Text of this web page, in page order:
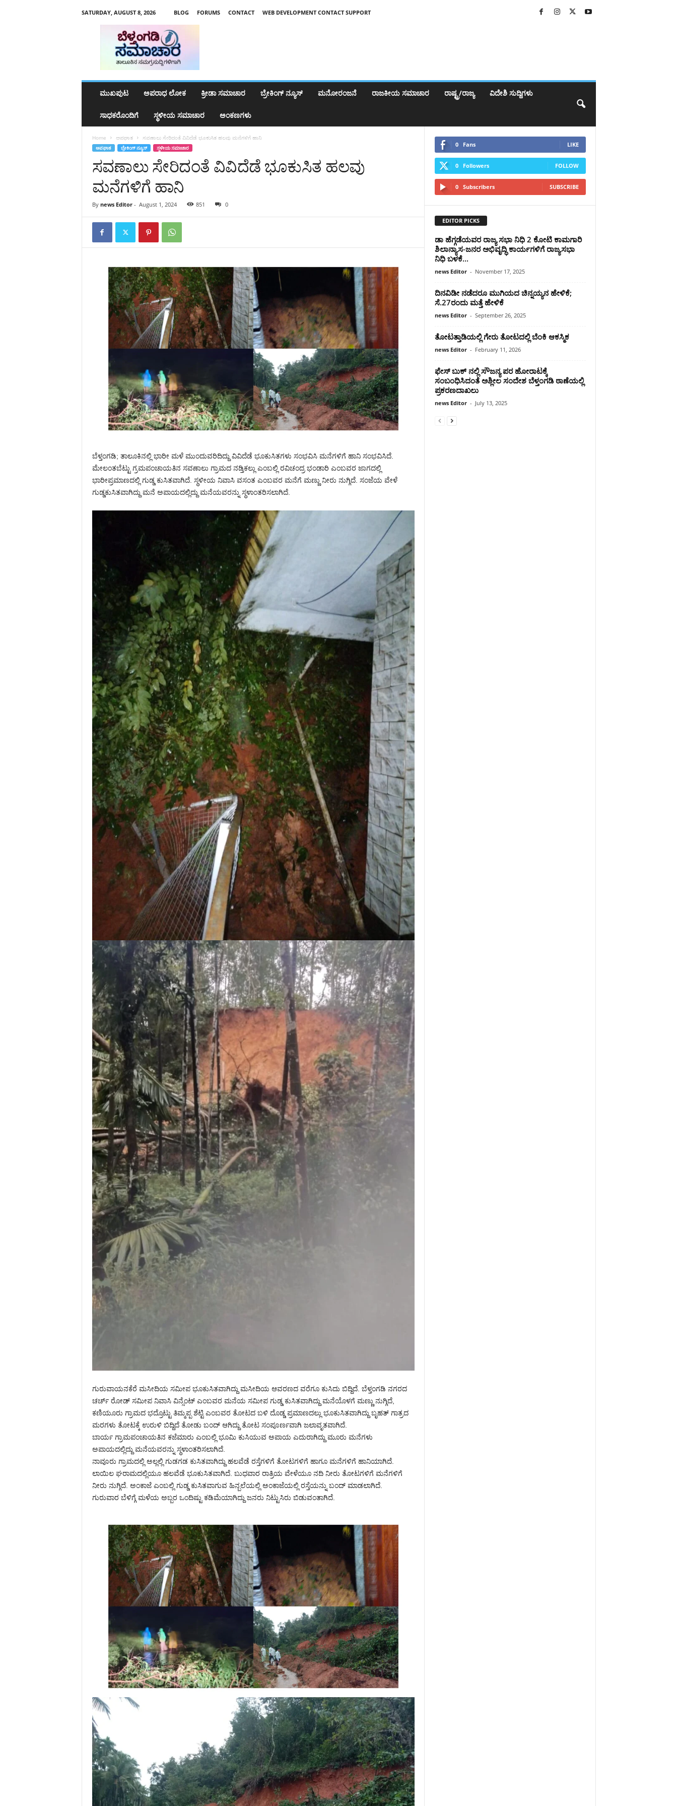
SATURDAY, AUGUST 8, 2026 BLOG FORUMS CONTACT
WEB DEVELOPMENT CONTACT SUPPORT
ಮುಖಪುಟ ಅಪರಾಧ ಲೋಕ ಕ್ರೀಡಾ ಸಮಾಚಾರ ಬ್ರೇಕಿಂಗ್‌ ನ್ಯೂಸ್ ಮನೋರಂಜನೆ ರಾಜಕೀಯ ಸಮಾಚಾರ ರಾಷ್ಟ್ರ/ರಾಜ್ಯ ವಿದೇಶಿ ಸುದ್ದಿಗಳು
ಸಾಧಕರೊಂದಿಗೆ ಸ್ಥಳೀಯ ಸಮಾಚಾರ ಅಂಕಣಗಳು
Home ಅಪಘಾತ ಸವಣಾಲು ಸೇರಿದಂತೆ ವಿವಿದೆಡೆ ಭೂಕುಸಿತ ಹಲವು ಮನೆಗಳಿಗೆ ಹಾನಿ
ಅಪಘಾತ ಬ್ರೇಕಿಂಗ್‌ ನ್ಯೂಸ್ ಸ್ಥಳೀಯ ಸಮಾಚಾರ
ಸವಣಾಲು ಸೇರಿದಂತೆ ವಿವಿದೆಡೆ ಭೂಕುಸಿತ ಹಲವು
ಮನೆಗಳಿಗೆ ಹಾನಿ
By news Editor- August 1, 2024 851 0
ಬೆಳ್ತಂಗಡಿ; ತಾಲೂಕಿನಲ್ಲಿ ಭಾರೀ ಮಳೆ ಮುಂದುವರಿದಿದ್ದು ವಿವಿದೆಡೆ ಭೂಕುಸಿತಗಳು ಸಂಭವಿಸಿ ಮನೆಗಳಿಗೆ ಹಾನಿ ಸಂಭವಿಸಿದೆ.
ಮೇಲಂತಬೆಟ್ಟು ಗ್ರಮಪಂಚಾಯತಿನ ಸವಣಾಲು ಗ್ರಾಮದ ನಡ್ತಿಕಲ್ಲು ಎಂಬಲ್ಲಿ ರವಿಚಂದ್ರ ಭಂಡಾರಿ ಎಂಬವರ ಜಾಗದಲ್ಲಿ
ಭಾರೀಪ್ರಮಾಣದಲ್ಲಿ ಗುಡ್ಡ ಕುಸಿತವಾಗಿದೆ. ಸ್ಥಳೀಯ ನಿವಾಸಿ ವಸಂತ ಎಂಬವರ ಮನೆಗೆ ಮಣ್ಣು ನೀರು ನುಗ್ಗಿದೆ. ಸಂಜೆಯ ವೇಳೆ
ಗುಡ್ಡಕುಸಿತವಾಗಿದ್ದು ಮನೆ ಅಪಾಯದಲ್ಲಿದ್ದು ಮನೆಯವರನ್ನು ಸ್ಥಳಾಂತರಿಸಲಾಗಿದೆ.
ಗುರುವಾಯನಕೆರೆ‌ ಮಸೀದಿಯ ಸಮೀಪ ಭೂಕುಸಿತವಾಗಿದ್ದು ಮಸೀದಿಯ ಆವರಣದ ವರೆಗೂ ಕುಸಿದು ಬಿದ್ದಿದೆ. ಬೆಳ್ತಂಗಡಿ ನಗರದ
ಚರ್ಚ್ ರೋಡ್ ಸಮೀಪ ನಿವಾಸಿ ವಿನ್ಸೆಂಟ್ ಎಂಬವರ ಮನೆಯ ಸಮೀಪ ಗುಡ್ಡ ಕುಸಿತವಾಗಿದ್ದು ಮನೆಯೊಳಗೆ ಮಣ್ಣು ನುಗ್ಗಿದೆ,
ಕಣಿಯೂರು ಗ್ರಾಮದ ಭದ್ರೊಟ್ಟು ತಿಮ್ಮಪ್ಪ ಶೆಟ್ಟಿ ಎಂಬವರ ತೋಟದ ಬಳಿ ದೊಡ್ಡ ಪ್ರಮಾಣದಲ್ಲು ಭೂಕುಸಿತವಾಗಿದ್ದು ಬೃಹತ್ ಗಾತ್ರದ
ಮರಗಳು ತೋಟಕ್ಕೆ ಉರುಳಿ ಬಿದ್ದಿದೆ ತೋಡು ಬಂದ್ ಆಗಿದ್ದು ತೋಟ ಸಂಪೂರ್ಣವಾಗಿ ಜಲಾವೃತವಾಗಿದೆ.
ಬಾರ್ಯ ಗ್ರಾಮಪಂಚಾಯತಿನ ಕಜೆಮಾರು ಎಂಬಲ್ಲಿ ಭೂಮಿ ಕುಸಿಯುವ ಅಪಾಯ ಎದುರಾಗಿದ್ದು ಮೂರು ಮನೆಗಳು
ಅಪಾಯದಲ್ಲಿದ್ದು ಮನೆಯವರನ್ನು ಸ್ಥಳಾಂತರಿಸಲಾಗಿದೆ.
ನಾವೂರು ಗ್ರಾಮದಲ್ಲಿ ಅಲ್ಲಲ್ಲಿ ಗುಡಗಡ ಕುಸಿತವಾಗಿದ್ದು ಹಲವೆಡೆ ರಸ್ತೆಗಳಿಗೆ ತೋಟಗಳಿಗೆ ಹಾಗೂ ಮನೆಗಳಿಗೆ ಹಾನಿಯಾಗಿದೆ.
ಲಾಯಿಲ ಘರಾಮದಲ್ಲಿಯೂ ಹಲವೆಡೆ ಭೂಕುಸಿತವಾಗಿದೆ. ಬುಧವಾರ ರಾತ್ರಿಯ ವೇಳೆಯೂ ನದಿ ನೀರು ತೋಟಗಳಿಗೆ ಮನೆಗಳಿಗೆ
ನೀರು ನುಗ್ಗಿದೆ. ಅಂಕಾಜೆ ಎಂಬಲ್ಲಿ ಗುಡ್ಡ ಕುಸಿತವಾಗುವ ಹಿನ್ಬಲೆಯಲ್ಲಿ ಅಂಕಾಜೆಯಲ್ಲಿ ರಸ್ತೆಯನ್ನು ಬಂದ್ ಮಾಡಲಾಗಿದೆ.
ಗುರುವಾರ ಬೆಳಿಗ್ಗೆ ಮಳೆಯ ಅಬ್ಬರ ಒಂದಿಷ್ಟು ಕಡಿಮೆಯಾಗಿದ್ದು ಜನರು ನಿಟ್ಟುಸಿರು ಬಿಡುವಂತಾಗಿದೆ.
0 Fans LIKE
0 Followers FOLLOW
0 Subscribers SUBSCRIBE
EDITOR PICKS
ಡಾ ಹೆಗ್ಗಡೆಯವರ ರಾಜ್ಯ ಸಭಾ ನಿಧಿ 2 ಕೋಟಿ ಕಾಮಗಾರಿ
ಶಿಲಾನ್ಯಾಸ-ಜನರ ಅಭಿವೃದ್ಧಿ ಕಾರ್ಯಗಳಿಗೆ ರಾಜ್ಯಸಭಾ
ನಿಧಿ ಬಳಕೆ...
news Editor - November 17, 2025
ದಿನವಿಡೀ ನಡೆದರೂ ಮುಗಿಯದ ಚಿನ್ನಯ್ಯನ ಹೇಳಿಕೆ;
ಸೆ.27ರಂದು ಮತ್ತೆ ಹೇಳಿಕೆ
news Editor - September 26, 2025
ತೋಟತ್ತಾಡಿಯಲ್ಲಿ ಗೇರು ತೋಟದಲ್ಲಿ ಬೆಂಕಿ ಆಕಸ್ಮಿಕ
news Editor - February 11, 2026
ಫೇಸ್ ಬುಕ್ ನಲ್ಲಿ ಸೌಜನ್ಯ ಪರ ಹೋರಾಟಕ್ಕೆ
ಸಂಬಂಧಿಸಿದಂತೆ ಅಶ್ಲೀಲ ಸಂದೇಶ ಬೆಳ್ತಂಗಡಿ ಠಾಣೆಯಲ್ಲಿ
ಪ್ರಕರಣ‌ದಾಖಲು
news Editor - July 13, 2025